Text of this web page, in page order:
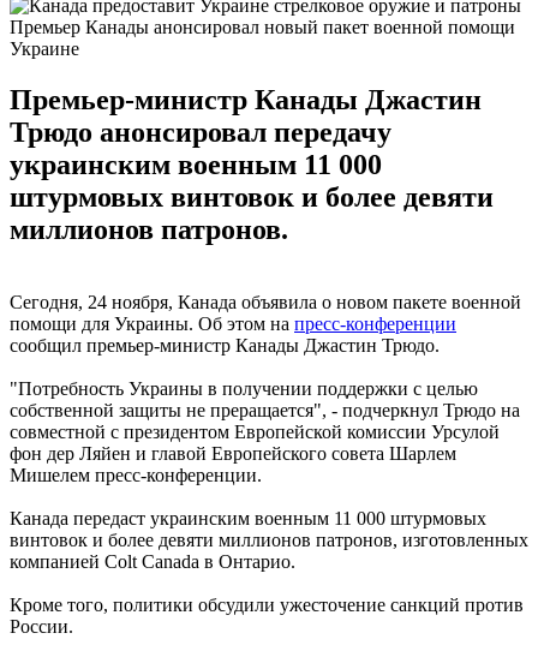
Премьер Канады анонсировал новый пакет военной помощи
Украине
Премьер-министр Канады Джастин
Трюдо анонсировал передачу
украинским военным 11 000
штурмовых винтовок и более девяти
миллионов патронов.
Сегодня, 24 ноября, Канада объявила о новом пакете военной
помощи для Украины. Об этом на пресс-конференции
сообщил премьер-министр Канады Джастин Трюдо.
"Потребность Украины в получении поддержки с целью
собственной защиты не преращается", - подчеркнул Трюдо на
совместной с президентом Европейской комиссии Урсулой
фон дер Ляйен и главой Европейского совета Шарлем
Мишелем пресс-конференции.
Канада передаст украинским военным 11 000 штурмовых
винтовок и более девяти миллионов патронов, изготовленных
компанией Colt Canada в Онтарио.
Кроме того, политики обсудили ужесточение санкций против
России.